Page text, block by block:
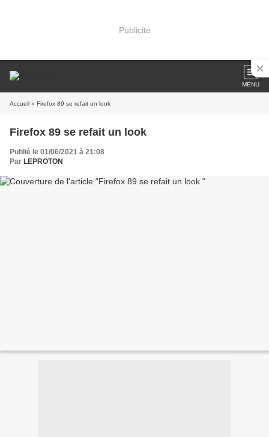
Publicité
MENU
Accueil » Firefox 89 se refait un look
Firefox 89 se refait un look
Publié le 01/06/2021 à 21:08
Par LEPROTON